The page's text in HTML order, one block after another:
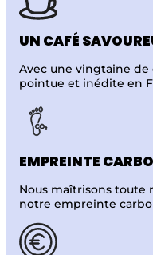
UN CAFÉ
Avec une vingtaine de
pointue et inédite en
EMPREINTE
Nous maîtrisons
notre empreinte